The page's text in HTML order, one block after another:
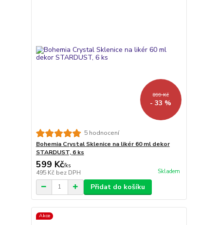
899 Kč
- 33 %
5 hodnocení
Bohemia Crystal Sklenice na likér 60 ml dekor
STARDUST, 6 ks
599 Kč/ks
495 Kč bez DPH Skladem
Přidat do košíku
Akce